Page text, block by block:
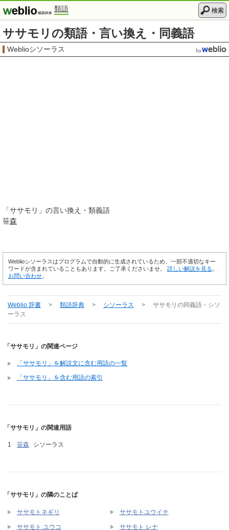
類語 検索
ササモリの類語・言い換え・同義語
Weblioシソーラス
「ササモリ 」の言い換え・類義語
笹森
Weblioシソーラスはプログラムで自動的に生成されているため、一部不適切なキー
ワードが含まれていることもあります。ご了承くださいませ。 詳しい解説を見る
お問い合わせ
Weblio 辞書 > 類語辞典 > シソーラス > ササモリ の同義語・シソ
ーラス
「ササモリ」の関連ページ
「ササモリ」を解説文に含む用語の一覧
「ササモリ」を含む用語の索引
「ササモリ」の関連用語
笹森 シソーラス
「ササモリ」の隣のことば
ササモトネギリ ササモトユウイチ
ササモト ユウコ ササモト レナ